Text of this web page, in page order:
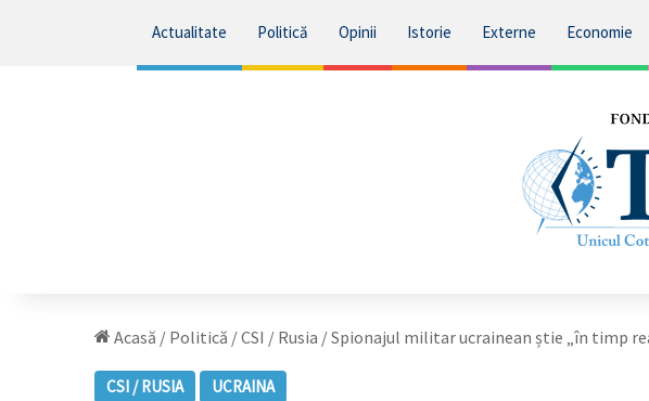
Actualitate Politică Opinii Istorie Externe Economie
Acasă / Politică /CSI / Rusia /Spionajul militar ucrainean știe „în timp
CSI / RUSIA UCRAINA